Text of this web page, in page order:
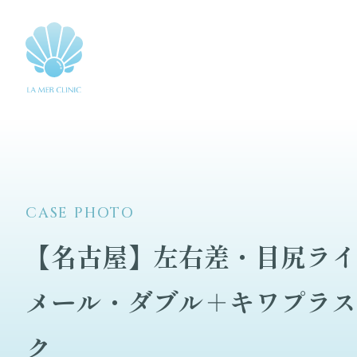
CASE PHOTO
【名古屋】左右差・目尻ラ
メール・ダブル＋キワプラ
ク